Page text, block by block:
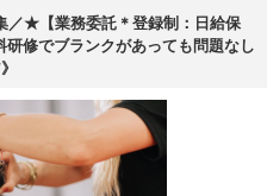
／★【業務委託＊登録制：日給保
修でブランクがあっても問題なし